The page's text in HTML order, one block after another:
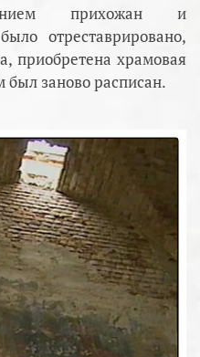
прихожан и
отреставрировано,
приобретена храмовая
был заново расписан.